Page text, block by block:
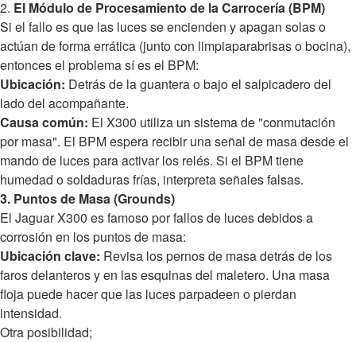
2. El Módulo de Procesamiento de la Carrocería (BPM)
Si el fallo es que las luces se encienden y apagan solas o
actúan de forma errática (junto con limpiaparabrisas o bocina),
entonces el problema sí es el BPM:
Ubicación: Detrás de la guantera o bajo el salpicadero del
lado del acompañante.
Causa común: El X300 utiliza un sistema de "conmutación
por masa". El BPM espera recibir una señal de masa desde el
mando de luces para activar los relés. Si el BPM tiene
humedad o soldaduras frías, interpreta señales falsas.
3. Puntos de Masa (Grounds)
El Jaguar X300 es famoso por fallos de luces debidos a
corrosión en los puntos de masa:
Ubicación clave: Revisa los pernos de masa detrás de los
faros delanteros y en las esquinas del maletero. Una masa
floja puede hacer que las luces parpadeen o pierdan
intensidad.
Otra posibilidad;